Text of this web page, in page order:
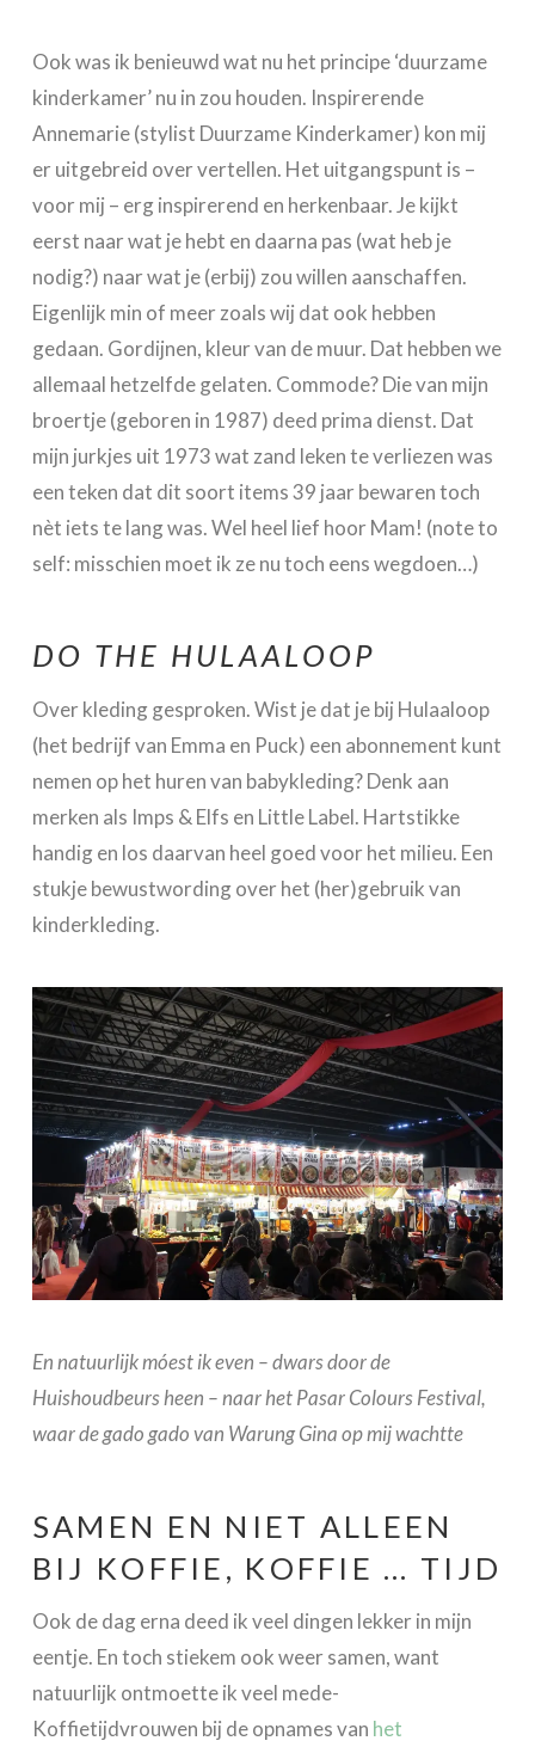
Ook was ik benieuwd wat nu het principe ‘duurzame
kinderkamer’ nu in zou houden. Inspirerende
Annemarie (stylist Duurzame Kinderkamer) kon mij
er uitgebreid over vertellen. Het uitgangspunt is –
voor mij – erg inspirerend en herkenbaar. Je kijkt
eerst naar wat je hebt en daarna pas (wat heb je
nodig?) naar wat je (erbij) zou willen aanschaffen.
Eigenlijk min of meer zoals wij dat ook hebben
gedaan. Gordijnen, kleur van de muur. Dat hebben we
allemaal hetzelfde gelaten. Commode? Die van mijn
broertje (geboren in 1987) deed prima dienst. Dat
mijn jurkjes uit 1973 wat zand leken te verliezen was
een teken dat dit soort items 39 jaar bewaren toch
nèt iets te lang was. Wel heel lief hoor Mam! (note to
self: misschien moet ik ze nu toch eens wegdoen…)
DO THE HULAALOOP
Over kleding gesproken. Wist je dat je bij Hulaaloop
(het bedrijf van Emma en Puck) een abonnement kunt
nemen op het huren van babykleding? Denk aan
merken als Imps & Elfs en Little Label. Hartstikke
handig en los daarvan heel goed voor het milieu. Een
stukje bewustwording over het (her)gebruik van
kinderkleding.
En natuurlijk móest ik even – dwars door de
Huishoudbeurs heen – naar het Pasar Colours Festival,
waar de gado gado van Warung Gina op mij wachtte
SAMEN EN NIET ALLEEN
BIJ KOFFIE, KOFFIE … TIJD
Ook de dag erna deed ik veel dingen lekker in mijn
eentje. En toch stiekem ook weer samen, want
natuurlijk ontmoette ik veel mede-
Koffietijdvrouwen bij de opnames van het